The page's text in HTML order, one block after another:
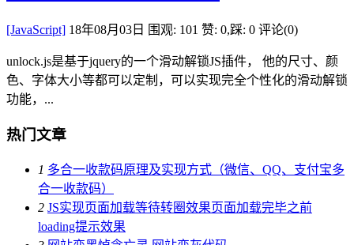
[JavaScript] 18年08月03日 围观: 101 赞: 0,踩: 0 评论(0)
unlock.js是基于jquery的一个滑动解锁JS插件， 他的尺寸、颜
色、字体大小等都可以定制，可以实现完全个性化的滑动解锁
功能，...
热门文章
1 多合一收款码原理及实现方式（微信、QQ、支付宝多
合一收款码）
2 JS实现页面加载等待转圈效果页面加载完毕之前
loading提示效果